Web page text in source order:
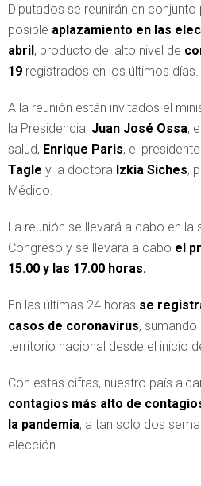
Diputados se reunirán en conjunto
posible aplazamiento en las
abril, producto del alto nivel de
19 registrados en los últimos días.
A la reunión están invitados el
la Presidencia, Juan José Ossa,
salud, Enrique Paris, el
Tagle y la doctora Izkia Siches,
Médico.
La reunión se llevará a cabo en la
Congreso y se llevará a cabo el
15.00 y las 17.00 horas.
En las últimas 24 horas se
casos de coronavirus,
territorio nacional desde el inicio
Con estas cifras, nuestro país
contagios más alto de
la pandemia, a tan solo dos
elección.